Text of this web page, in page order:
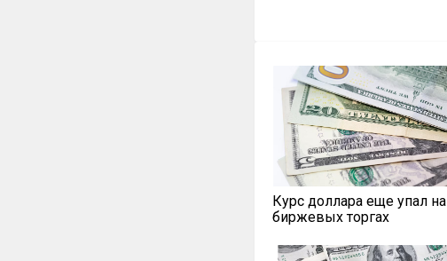
Курс доллара еще упал на
биржевых торгах